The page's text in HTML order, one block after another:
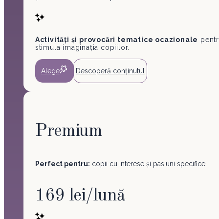
Activități și provocări tematice ocazionale
stimula imaginația copiilor.
Alege Descoperă conținutul
Premium
Perfect pentru: copii cu interese și pasiuni specifice
169 lei/lună